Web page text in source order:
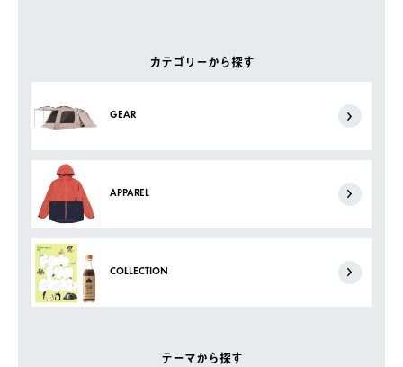
カテゴリーから探す
GEAR
APPAREL
COLLECTION
テーマから探す